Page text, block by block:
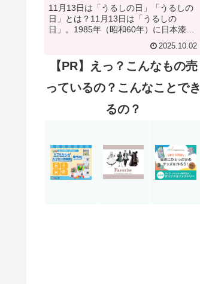
日？】
11月13日は「うるしの日」「うるしの
日」とは？11月13日は「うるしの
日」。1985年（昭和60年）に日本漆工
芸協会が制定した記念日です。日本の
伝統工芸である「漆（うるし）」の魅
力や価値を広く知ってもらうことを目
的としています。由来と歴史...
2025.10.02
【PR】えっ？こんなもの売
っているの？こんなことでき
るの？